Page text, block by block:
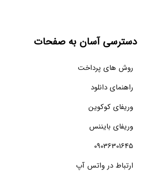
دسترسی آسان به صفحات
روش های پرداخت
راهنمای دانلود
وریفای کوکوین
وریفای بایننس
09036301645
ارتباط در واتس آپ